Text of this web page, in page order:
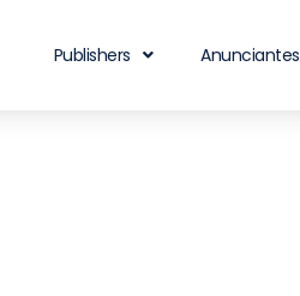
Publishers Anunciantes